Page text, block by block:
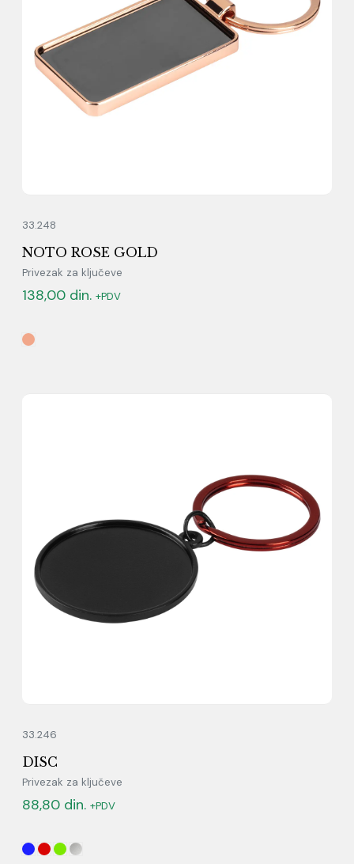
33.248
NOTO ROSE GOLD
Privezak za ključeve
138,00 din. +PDV
33.246
DISC
Privezak za ključeve
88,80 din. +PDV